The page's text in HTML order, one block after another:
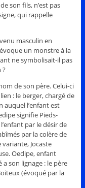
son fils, n’est pas
qui rappelle
masculin en
un monstre à la
ne symbolisait-il pas
?
de son père. Celui-ci
: le berger, chargé de
auquel l’enfant est
signifie Pieds-
par le désir de
par la colère de
variante, Jocaste
Oedipe, enfant
son lignage : le père
(évoqué par la